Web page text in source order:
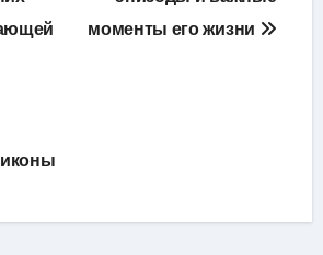
моменты его жизни